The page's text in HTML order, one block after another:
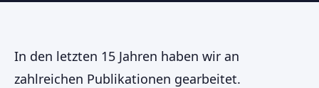
In den letzten 15 Jahren haben wir an
zahlreichen Publikationen gearbeitet.